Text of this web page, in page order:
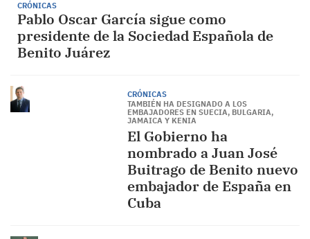
CRÓNICAS
Pablo Oscar García sigue como
presidente de la Sociedad Española de
Benito Juárez
CRÓNICAS
TAMBIÉN HA DESIGNADO A LOS
EMBAJADORES EN SUECIA, BULGARIA,
JAMAICA Y KENIA
El Gobierno ha
nombrado a Juan José
Buitrago de Benito nuevo
embajador de España en
Cuba